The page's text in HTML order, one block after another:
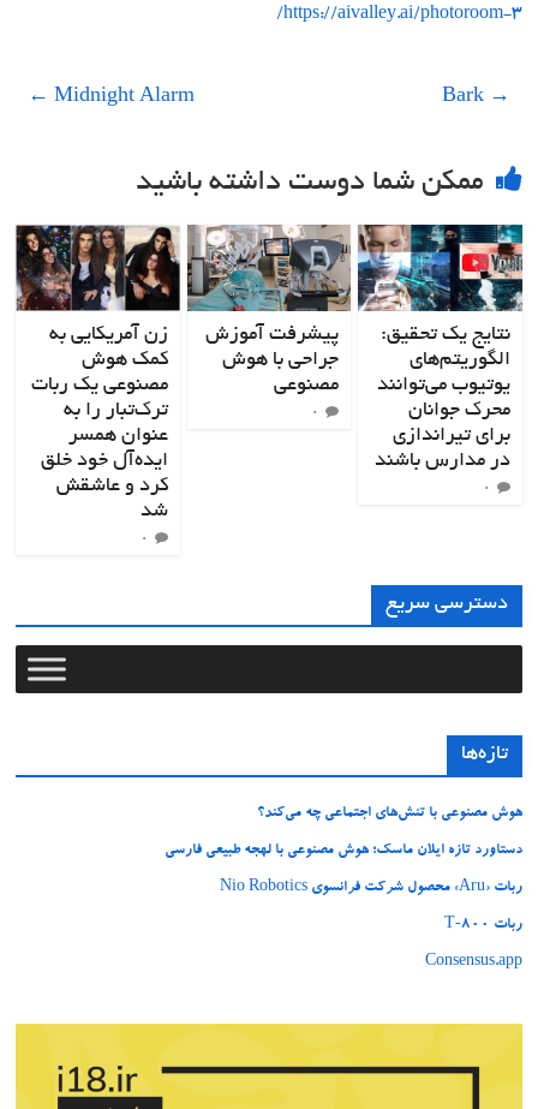
https://aivalley.ai/photoroom-3/
→
Bark
Midnight Alarm
←
ممکن شما دوست داشته باشید
نتایج یک تحقیق:
الگوریتم‌های
یوتیوب می‌توانند
محرک جوانان
برای تیراندازی
در مدارس باشند
۰
پیشرفت آموزش
جراحی با هوش
مصنوعی
۰
زن آمریکایی به
کمک هوش
مصنوعی یک ربات
ترک‌تبار را به
عنوان همسر
ایده‌آل خود خلق
کرد و عاشقش
شد
۰
دسترسی سریع
تازه‌ها
هوش مصنوعی با تنش‌های اجتماعی چه می‌کند؟
دستاورد تازه ایلان ماسک؛ هوش مصنوعی با لهجه طبیعی فارسی
ربات «Aru» محصول شرکت فرانسوی Nio Robotics
ربات T‑800
Consensus.app